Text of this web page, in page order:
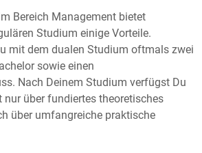
Bereich Management bietet
Studium einige Vorteile.
mit dem dualen Studium oftmals zwei
sowie einen
Nach Deinem Studium verfügst Du
über fundiertes theoretisches
über umfangreiche praktische